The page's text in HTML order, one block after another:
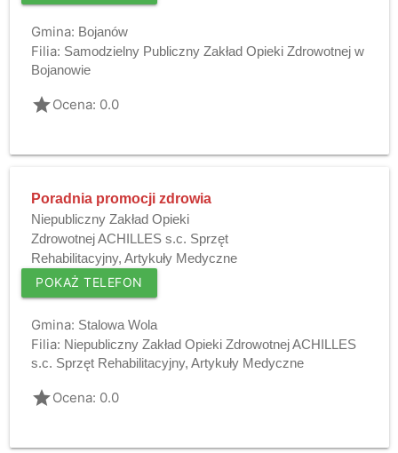
Gmina: Bojanów
Filia: Samodzielny Publiczny Zakład Opieki Zdrowotnej w
Bojanowie
gradeOcena: 0.0
Poradnia promocji zdrowia
Niepubliczny Zakład Opieki
Zdrowotnej ACHILLES s.c. Sprzęt
Rehabilitacyjny, Artykuły Medyczne
POKAŻ TELEFON
Gmina: Stalowa Wola
Filia: Niepubliczny Zakład Opieki Zdrowotnej ACHILLES
s.c. Sprzęt Rehabilitacyjny, Artykuły Medyczne
gradeOcena: 0.0